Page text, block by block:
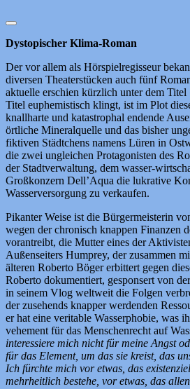
Dystopischer Klima-Roman
Der vor allem als Hörspielregisseur
diversen Theaterstücken auch fünf
aktuelle erschien kürzlich unter dem Titel
Titel euphemistisch klingt, ist im Plot
knallharte und katastrophal endende
örtliche Mineralquelle und das bisher
fiktiven Städtchens namens Lüren in
die zwei ungleichen Protagonisten des
der Stadtverwaltung, dem wasser-
Großkonzern Dell’Aqua die lukrative
Wasserversorgung zu verkaufen.
Pikanter Weise ist die Bürgermeisterin
wegen der chronisch knappen Finanzen
vorantreibt, die Mutter eines der
Außenseiters Humprey, der zusammen
älteren Roberto Böger erbittert gegen
Roberto dokumentiert, gesponsert von
in seinem Vlog weltweit die Folgen
der zusehends knapper werdenden
er hat eine veritable Wasserphobie, was
vehement für das Menschenrecht auf
interessiere mich nicht für meine Angst
für das Element, um das sie kreist, das
Ich fürchte mich vor etwas, das
mehrheitlich bestehe, vor etwas, das